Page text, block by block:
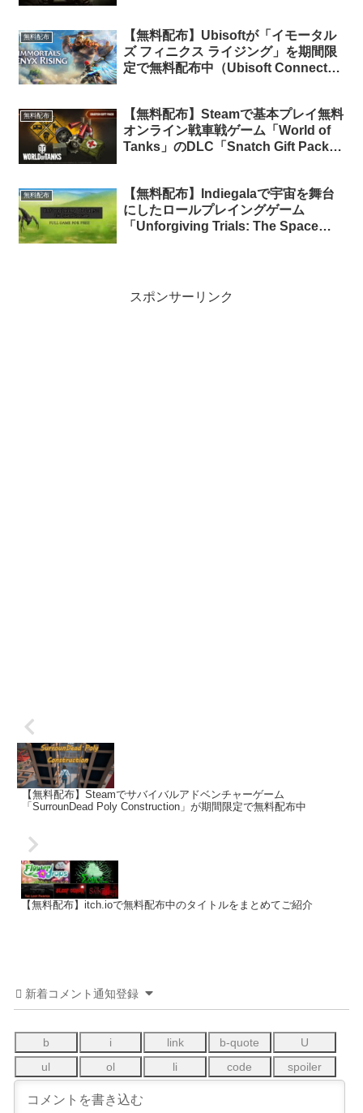
無料配布
【無料配布】Ubisoftが「イモータル
ズ フィニクス ライジング」を期間限
定で無料配布中（Ubisoft Connect
無料配布
【無料配布】Steamで基本プレイ無料
オンライン戦車戦ゲーム「World of
Tanks」のDLC「Snatch Gift Pack」
無料配布
【無料配布】Indiegalaで宇宙を舞台
にしたロールプレイングゲーム
「Unforgiving Trials: The Space
スポンサーリンク
【無料配布】Steamでサバイバルアドベンチャーゲーム
「SurrounDead Poly Construction」が期間限定で無料配布中
【無料配布】itch.ioで無料配布中のタイトルをまとめてご紹介
新着コメント通知登録